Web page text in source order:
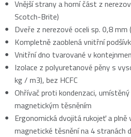
Vnější strany a horní část z
Scotch-Brite)
Dveře z nerezové oceli sp. 0,8
Kompletně zaoblená vnitřní
Vnitřní dno tvarované v
Izolace z polyuretanové pěny s
kg / m3), bez HCFC
Ohřívač proti kondenzaci, umístěný
magnetickým těsněním
Ergonomická dvojitá rukojeť a plně
magnetické těsnění na 4 stranách